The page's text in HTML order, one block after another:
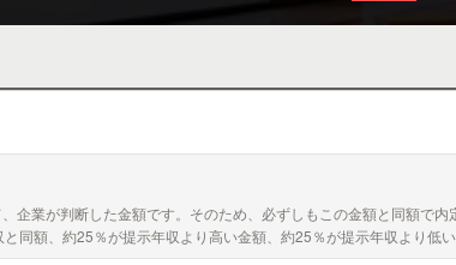
企業が判断した金額です。そのため、必ずしもこの金額と同額で内
同額、約25％が提示年収より高い金額、約25％が提示年収より低